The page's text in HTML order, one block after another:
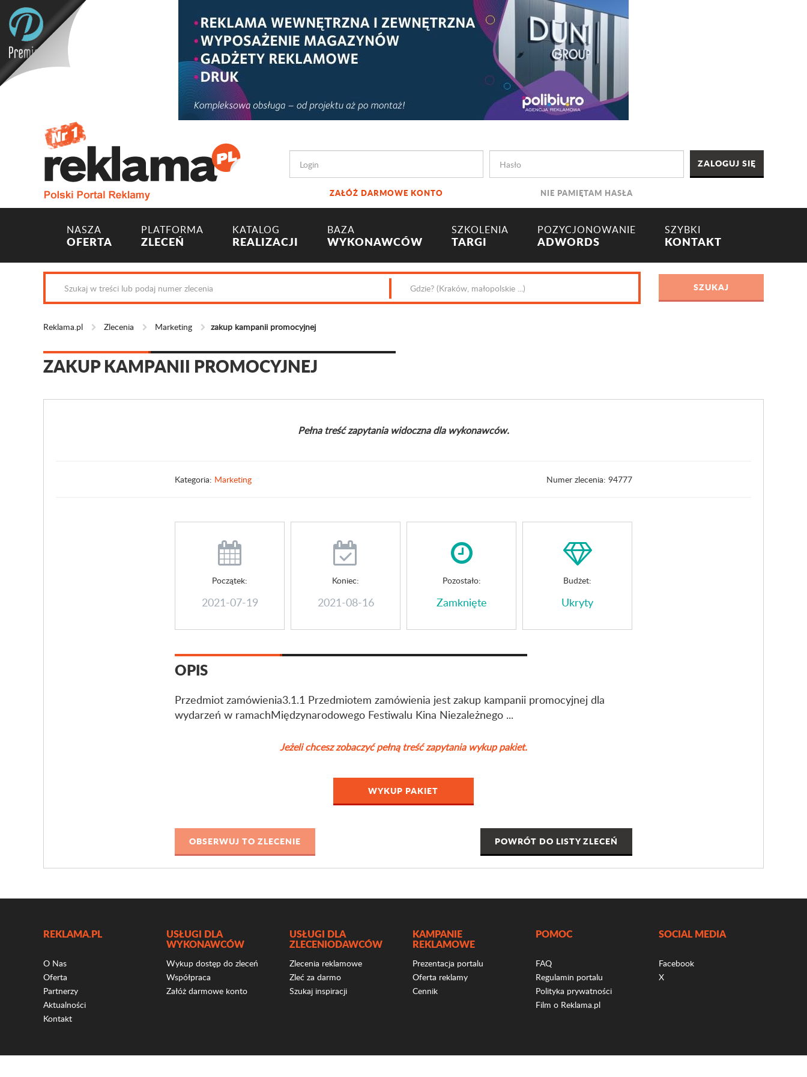
ZAŁÓŻ DARMOWE KONTO NIE PAMIĘTAM HASŁA
NASZA
OFERTA
PLATFORMA
ZLECEŃ
KATALOG
REALIZACJI
BAZA
WYKONAWCÓW
SZKOLENIA
TARGI
POZYCJONOWANIE
ADWORDS
SZYBKI
KONTAKT
Reklama.pl Zlecenia Marketing zakup kampanii promocyjnej
ZAKUP KAMPANII PROMOCYJNEJ
Pełna treść zapytania widoczna dla wykonawców.
Kategoria: Marketing Numer zlecenia: 94777
Początek:
2021-07-19
Koniec:
2021-08-16
Pozostało:
Zamknięte
Budżet:
Ukryty
OPIS
Przedmiot zamówienia3.1.1 Przedmiotem zamówienia jest zakup kampanii promocyjnej dla
wydarzeń w ramachMiędzynarodowego Festiwalu Kina Niezależnego ...
Jeżeli chcesz zobaczyć pełną treść zapytania wykup pakiet.
WYKUP PAKIET
POWRÓT DO LISTY ZLECEŃ
REKLAMA.PL
O Nas
Oferta
Partnerzy
Aktualności
Kontakt
USŁUGI DLA
WYKONAWCÓW
Wykup dostęp do zleceń
Współpraca
Załóż darmowe konto
USŁUGI DLA
ZLECENIODAWCÓW
Zlecenia reklamowe
Zleć za darmo
Szukaj inspiracji
KAMPANIE
REKLAMOWE
Prezentacja portalu
Oferta reklamy
Cennik
POMOC
FAQ
Regulamin portalu
Polityka prywatności
Film o Reklama.pl
SOCIAL MEDIA
Facebook
X